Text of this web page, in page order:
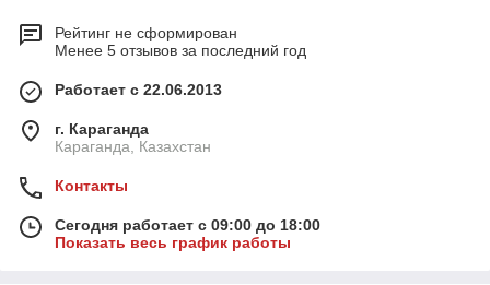
Рейтинг не сформирован
Менее 5 отзывов за последний год
Работает с 22.06.2013
г. Караганда
Караганда, Казахстан
Контакты
Сегодня работает с 09:00 до 18:00
Показать весь график работы